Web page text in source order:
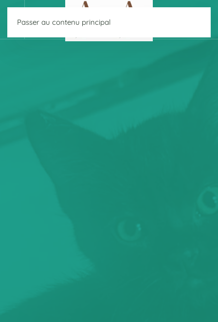
Passer au contenu principal